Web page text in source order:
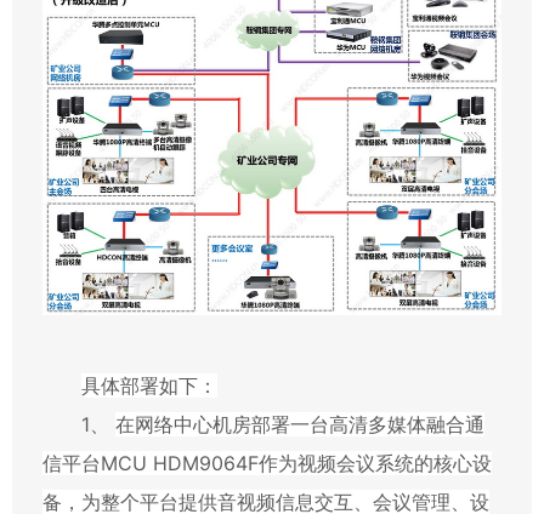
具体部署如下：
1、
在网络中心机房部署一台高清多媒体融合通
信平台MCU HDM9064F作为视频会议系统的核心设
备，为整个平台提供音视频信息交互、会议管理、设